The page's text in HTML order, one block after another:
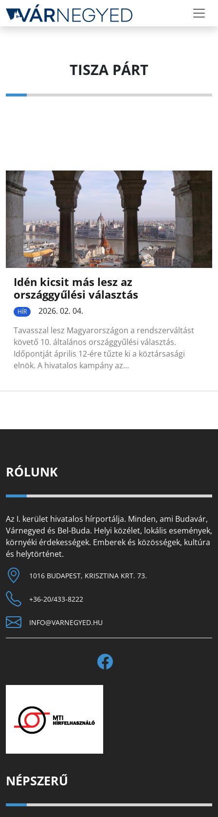
TISZA PÁRT
Idén kicsit más lesz az
országgyűlési választás
HÍR
2026. 02. 04.
Tavasszal lesz Magyarországon a rendszerváltást
követő 10. általános országgyűlési választás.
Időpontját április 12-ére tűzte ki a köztársasági
elnök. A hivatalos kampány az…
RÓLUNK
Az I. kerület hivatalos hírportálja. Minden, ami Budavár,
Várnegyed és Bel-Buda. Helyi közélet, lokális események,
környéki érdekességek. Emberek és közösségek, kultúra
és helytörténet.
1016 BUDAPEST, KRISZTINA KRT. 73.
+36-20/433-8222
INFO@VARNEGYED.HU
NÉPSZERŰ